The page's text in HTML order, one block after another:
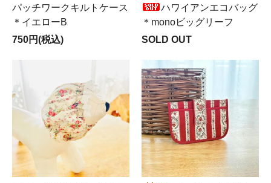
パッチワークキルトケース
＊イエローB
750円(税込)
ハワイアンエコバッグ
＊monoビッグリーフ
SOLD OUT